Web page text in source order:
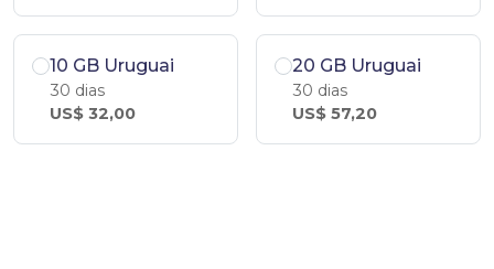
10 GB Uruguai
30 dias
US$ 32,00
20 GB Uruguai
30 dias
US$ 57,20